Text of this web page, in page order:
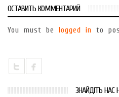
ОСТАВИТЬ КОММЕНТАРИЙ
You must be logged in to
ЗНАЙДІТЬ НАС